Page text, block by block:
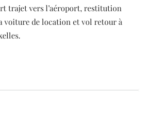
trajet vers l’aéroport, restitution
voiture de location et vol retour à